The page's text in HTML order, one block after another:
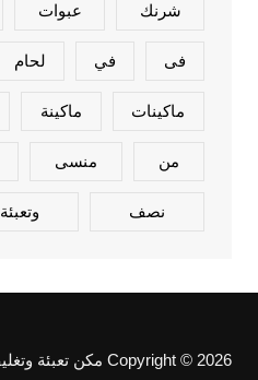
شرنك عبوات
فى في لحام
ماكينات ماكينة
من منسى
نصف وتعبئة